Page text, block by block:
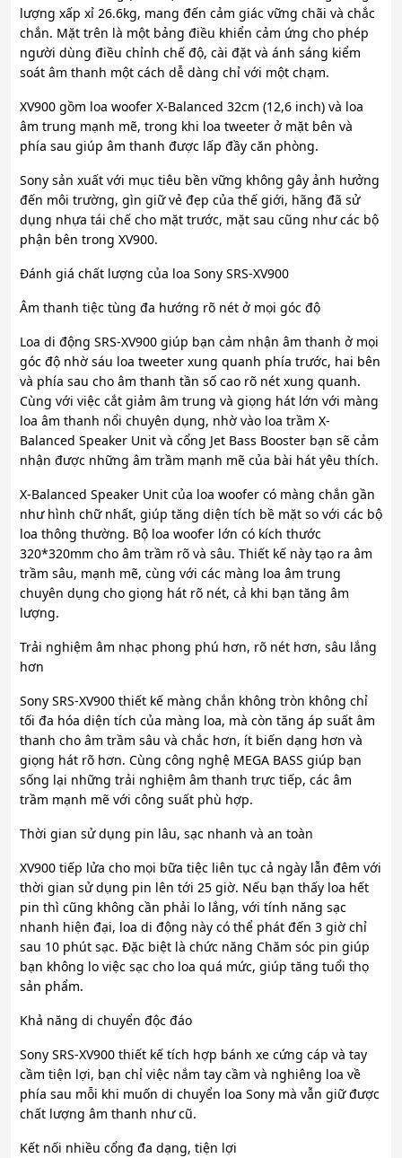
lượng xấp xỉ 26.6kg, mang đến cảm giác vững chãi và chắc
chắn. Mặt trên là một bảng điều khiển cảm ứng cho phép
người dùng điều chỉnh chế độ, cài đặt và ánh sáng kiểm
soát âm thanh một cách dễ dàng chỉ với một chạm.
XV900 gồm loa woofer X-Balanced 32cm (12,6 inch) và loa
âm trung mạnh mẽ, trong khi loa tweeter ở mặt bên và
phía sau giúp âm thanh được lấp đầy căn phòng.
Sony sản xuất với mục tiêu bền vững không gây ảnh hưởng
đến môi trường, gìn giữ vẻ đẹp của thế giới, hãng đã sử
dụng nhựa tái chế cho mặt trước, mặt sau cũng như các bộ
phận bên trong XV900.
Đánh giá chất lượng của loa Sony SRS-XV900
Âm thanh tiệc tùng đa hướng rõ nét ở mọi góc độ
Loa di động SRS-XV900 giúp bạn cảm nhận âm thanh ở mọi
góc độ nhờ sáu loa tweeter xung quanh phía trước, hai bên
và phía sau cho âm thanh tần số cao rõ nét xung quanh.
Cùng với việc cắt giảm âm trung và giọng hát lớn với màng
loa âm thanh nổi chuyên dụng, nhờ vào loa trầm X-
Balanced Speaker Unit và cổng Jet Bass Booster bạn sẽ cảm
nhận được những âm trầm mạnh mẽ của bài hát yêu thích.
X-Balanced Speaker Unit của loa woofer có màng chắn gần
như hình chữ nhất, giúp tăng diện tích bề mặt so với các bộ
loa thông thường. Bộ loa woofer lớn có kích thước
320*320mm cho âm trầm rõ và sâu. Thiết kế này tạo ra âm
trầm sâu, mạnh mẽ, cùng với các màng loa âm trung
chuyên dụng cho giọng hát rõ nét, cả khi bạn tăng âm
lượng.
Trải nghiệm âm nhạc phong phú hơn, rõ nét hơn, sâu lắng
hơn
Sony SRS-XV900 thiết kế màng chắn không tròn không chỉ
tối đa hóa diện tích của màng loa, mà còn tăng áp suất âm
thanh cho âm trầm sâu và chắc hơn, ít biến dạng hơn và
giọng hát rõ hơn. Cùng công nghệ MEGA BASS giúp bạn
sống lại những trải nghiệm âm thanh trực tiếp, các âm
trầm mạnh mẽ với công suất phù hợp.
Thời gian sử dụng pin lâu, sạc nhanh và an toàn
XV900 tiếp lửa cho mọi bữa tiệc liên tục cả ngày lẫn đêm với
thời gian sử dụng pin lên tới 25 giờ. Nếu bạn thấy loa hết
pin thì cũng không cần phải lo lắng, với tính năng sạc
nhanh hiện đại, loa di động này có thể phát đến 3 giờ chỉ
sau 10 phút sạc. Đặc biệt là chức năng Chăm sóc pin giúp
bạn không lo việc sạc cho loa quá mức, giúp tăng tuổi thọ
sản phẩm.
Khả năng di chuyển độc đáo
Sony SRS-XV900 thiết kế tích hợp bánh xe cứng cáp và tay
cầm tiện lợi, bạn chỉ việc nắm tay cầm và nghiêng loa về
phía sau mỗi khi muốn di chuyển loa Sony mà vẫn giữ được
chất lượng âm thanh như cũ.
Kết nối nhiều cổng đa dạng, tiện lợi